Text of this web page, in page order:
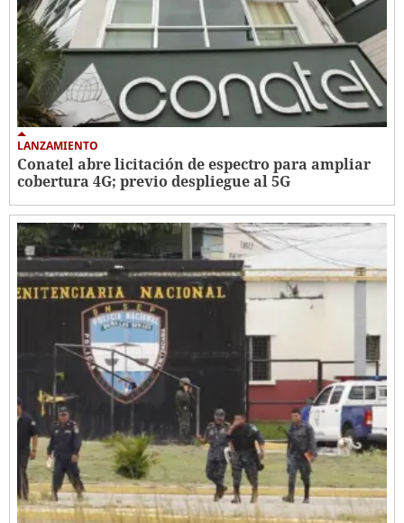
LANZAMIENTO
Conatel abre licitación de espectro para ampliar
cobertura 4G; previo despliegue al 5G